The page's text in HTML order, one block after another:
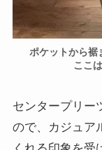
ポケットから裾
ここ
センタープリー
ので、カジュア